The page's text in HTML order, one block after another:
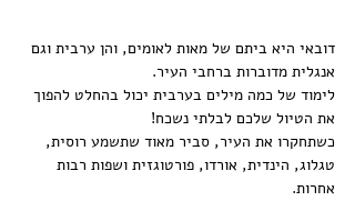
דובאי היא ביתם של מאות לאומים, והן ערבית וגם
אנגלית מדוברות ברחבי העיר.
לימוד של כמה מילים בערבית יכול בהחלט להפוך
את הטיול שלכם לבלתי נשכח!
כשתחקרו את העיר, סביר מאוד שתשמע רוסית,
טגלוג, הינדית, אורדו, פורטוגזית ושפות רבות
אחרות.